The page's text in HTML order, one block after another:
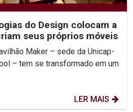
do Design colocam a
seus próprios móveis
– tem se transformado em um
LER MAIS